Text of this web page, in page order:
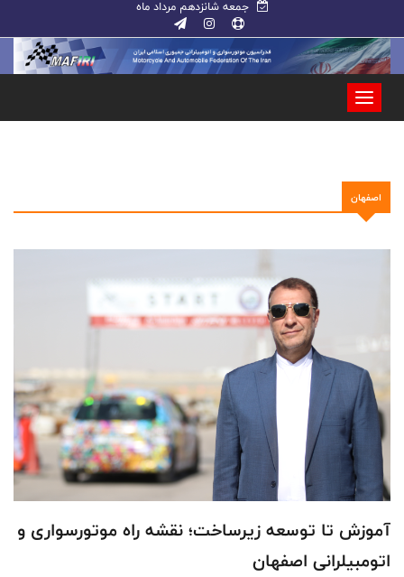
جمعه شانزدهم مرداد ماه
اصفهان
آموزش تا توسعه زیرساخت؛ نقشه راه موتورسواری و
اتومبیلرانی اصفهان